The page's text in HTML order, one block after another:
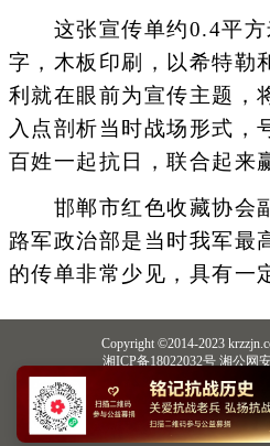
这张宣传单约0.4平方
字，木板印刷，以希特勒
利就在眼前为宣传主题，
入点剖析当时战场形式，
百姓一起抗日，联合起来
邯郸市红色收藏协会
路军政治部是当时我军最
的传单非常少见，具有一
Copyright ©2014-2023
湘ICP备18022032号 湘公网
中央网信办违法和不良信息举报中心
长
不良信息举报电话：0731-
纠错电话：
QQ：